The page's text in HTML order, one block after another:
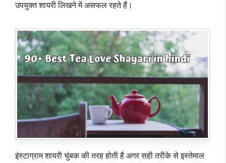
उपयुक्त शायरी लिखने में असफल रहते हैं।
इंस्टाग्राम शायरी चुंबक की तरह होती है अगर सही तरीके से इस्तेमाल